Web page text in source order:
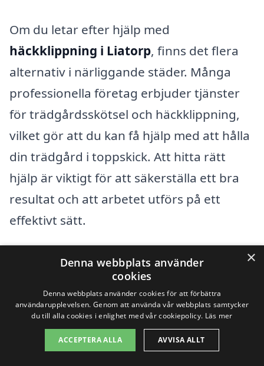
Om du letar efter hjälp med
häckklippning i Liatorp, finns det flera
alternativ i närliggande städer. Många
professionella företag erbjuder tjänster
för trädgårdsskötsel och häckklippning,
vilket gör att du kan få hjälp med att hålla
din trädgård i toppskick. Att hitta rätt
hjälp är viktigt för att säkerställa ett bra
resultat och att arbetet utförs på ett
effektivt sätt.
I områden kring Liatorp, såsomÄlmhult
Osby, och
det många erfarna företag som kan bistå
med häckklippning. Här är några tips på
vad du bör tänka på när du väljer ett
×
Denna webbplats använder
cookies
Denna webbplats använder cookies för att förbättra
användarupplevelsen. Genom att använda vår webbplats samtycker
du till alla cookies i enlighet med vår cookiepolicy. Läs mer
ACCEPTERA ALLA AVVISA ALLT